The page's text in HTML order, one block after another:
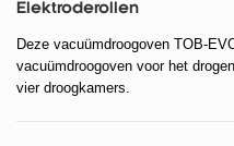
Elektroderollen
Deze vacuümdroogoven TOB-
vacuümdroogoven voor het
vier droogkamers.